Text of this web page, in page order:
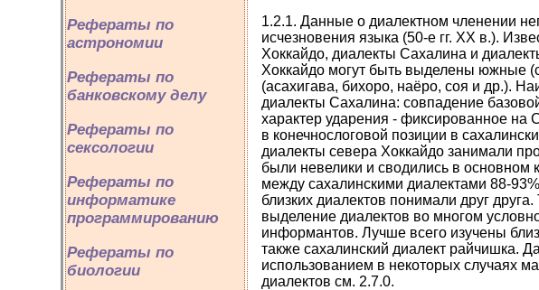
Рефераты по
астрономии
Рефераты по
банковскому делу
Рефераты по
сексологии
Рефераты по
информатике
программированию
Рефераты по
биологии
1.2.1. Данные о диалектном членении
исчезновения языка (50-е гг. XX в.).
Хоккайдо, диалекты Сахалина и
Хоккайдо могут быть выделены южные
(асахигава, бихоро, наёро, соя и др.).
диалекты Сахалина: совпадение
характер ударения - фиксированное
в конечнослоговой позиции в
диалекты севера Хоккайдо занимали
были невелики и сводились в
между сахалинскими диалектами 88-
близких диалектов понимали друг
выделение диалектов во многом
информантов. Лучше всего изучены
также сахалинский диалект райчишка.
использованием в некоторых случаях
диалектов см. 2.7.0.